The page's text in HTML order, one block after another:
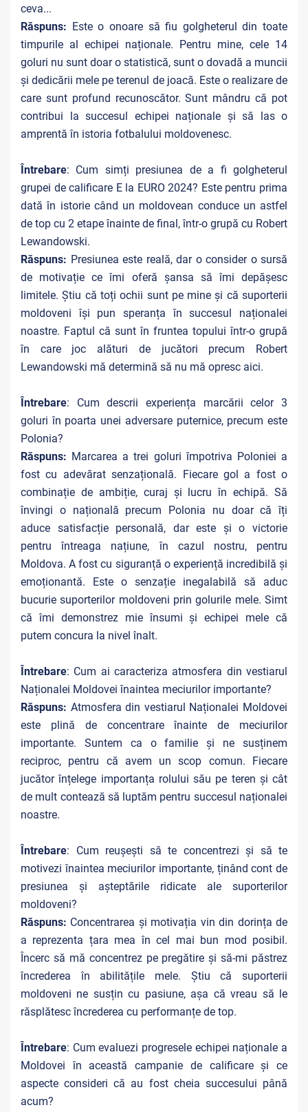
ceva...
Răspuns: Este o onoare să fiu golgheterul din toate
timpurile al echipei naționale. Pentru mine, cele 14
goluri nu sunt doar o statistică, sunt o dovadă a muncii
și dedicării mele pe terenul de joacă. Este o realizare de
care sunt profund recunoscător. Sunt mândru că pot
contribui la succesul echipei naționale și să las o
amprentă în istoria fotbalului moldovenesc.
Întrebare: Cum simți presiunea de a fi golgheterul
grupei de calificare E la EURO 2024? Este pentru prima
dată în istorie când un moldovean conduce un astfel
de top cu 2 etape înainte de final, într-o grupă cu Robert
Lewandowski.
Răspuns: Presiunea este reală, dar o consider o sursă
de motivație ce îmi oferă șansa să îmi depășesc
limitele. Știu că toți ochii sunt pe mine și că suporterii
moldoveni își pun speranța în succesul naționalei
noastre. Faptul că sunt în fruntea topului într-o grupă
în care joc alături de jucători precum Robert
Lewandowski mă determină să nu mă opresc aici.
Întrebare: Cum descrii experiența marcării celor 3
goluri în poarta unei adversare puternice, precum este
Polonia?
Răspuns: Marcarea a trei goluri împotriva Poloniei a
fost cu adevărat senzațională. Fiecare gol a fost o
combinație de ambiție, curaj și lucru în echipă. Să
învingi o națională precum Polonia nu doar că îți
aduce satisfacție personală, dar este și o victorie
pentru întreaga națiune, în cazul nostru, pentru
Moldova. A fost cu siguranță o experiență incredibilă și
emoționantă. Este o senzație inegalabilă să aduc
bucurie suporterilor moldoveni prin golurile mele. Simt
că îmi demonstrez mie însumi și echipei mele că
putem concura la nivel înalt.
Întrebare: Cum ai caracteriza atmosfera din vestiarul
Naționalei Moldovei înaintea meciurilor importante?
Răspuns: Atmosfera din vestiarul Naționalei Moldovei
este plină de concentrare înainte de meciurilor
importante. Suntem ca o familie și ne susținem
reciproc, pentru că avem un scop comun. Fiecare
jucător înțelege importanța rolului său pe teren și cât
de mult contează să luptăm pentru succesul naționalei
noastre.
Întrebare: Cum reușești să te concentrezi și să te
motivezi înaintea meciurilor importante, ținând cont de
presiunea și așteptările ridicate ale suporterilor
moldoveni?
Răspuns: Concentrarea și motivația vin din dorința de
a reprezenta țara mea în cel mai bun mod posibil.
Încerc să mă concentrez pe pregătire și să-mi păstrez
încrederea în abilitățile mele. Știu că suporterii
moldoveni ne susțin cu pasiune, așa că vreau să le
răsplătesc încrederea cu performanțe de top.
Întrebare: Cum evaluezi progresele echipei naționale a
Moldovei în această campanie de calificare și ce
aspecte consideri că au fost cheia succesului până
acum?